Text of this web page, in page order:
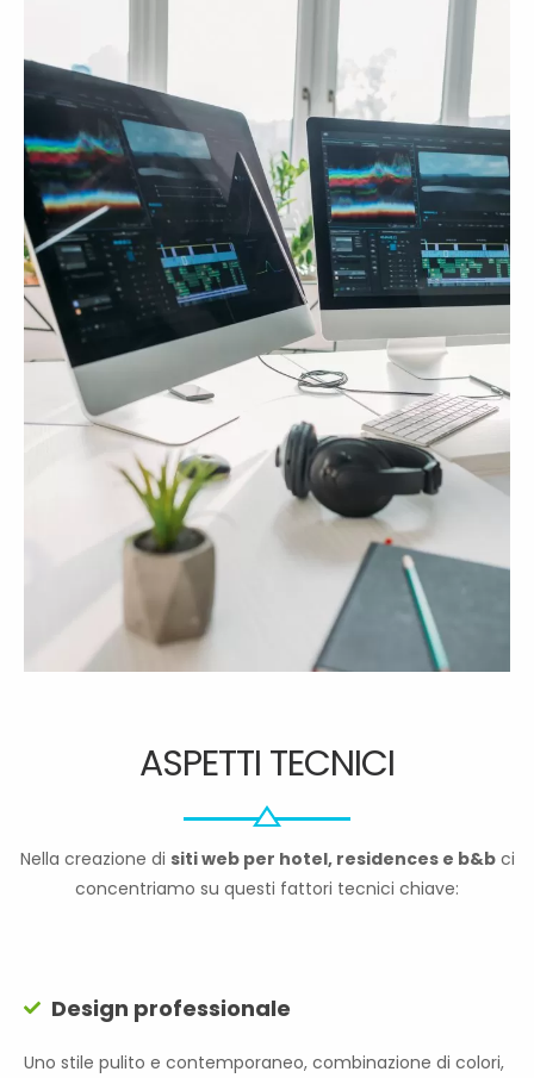
ASPETTI TECNICI
Nella creazione di siti web per hotel, residences e b&bci
concentriamo su questi fattori tecnici chiave:
Design professionale
Uno stile pulito e contemporaneo, combinazione di colori,